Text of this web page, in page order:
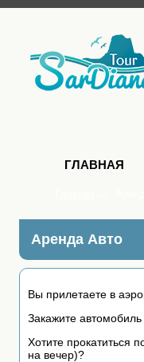
ГЛАВНАЯ
Аренда Авто
Вы прилетаете в
Закажите
Хотите прокатиться
на вечер)?